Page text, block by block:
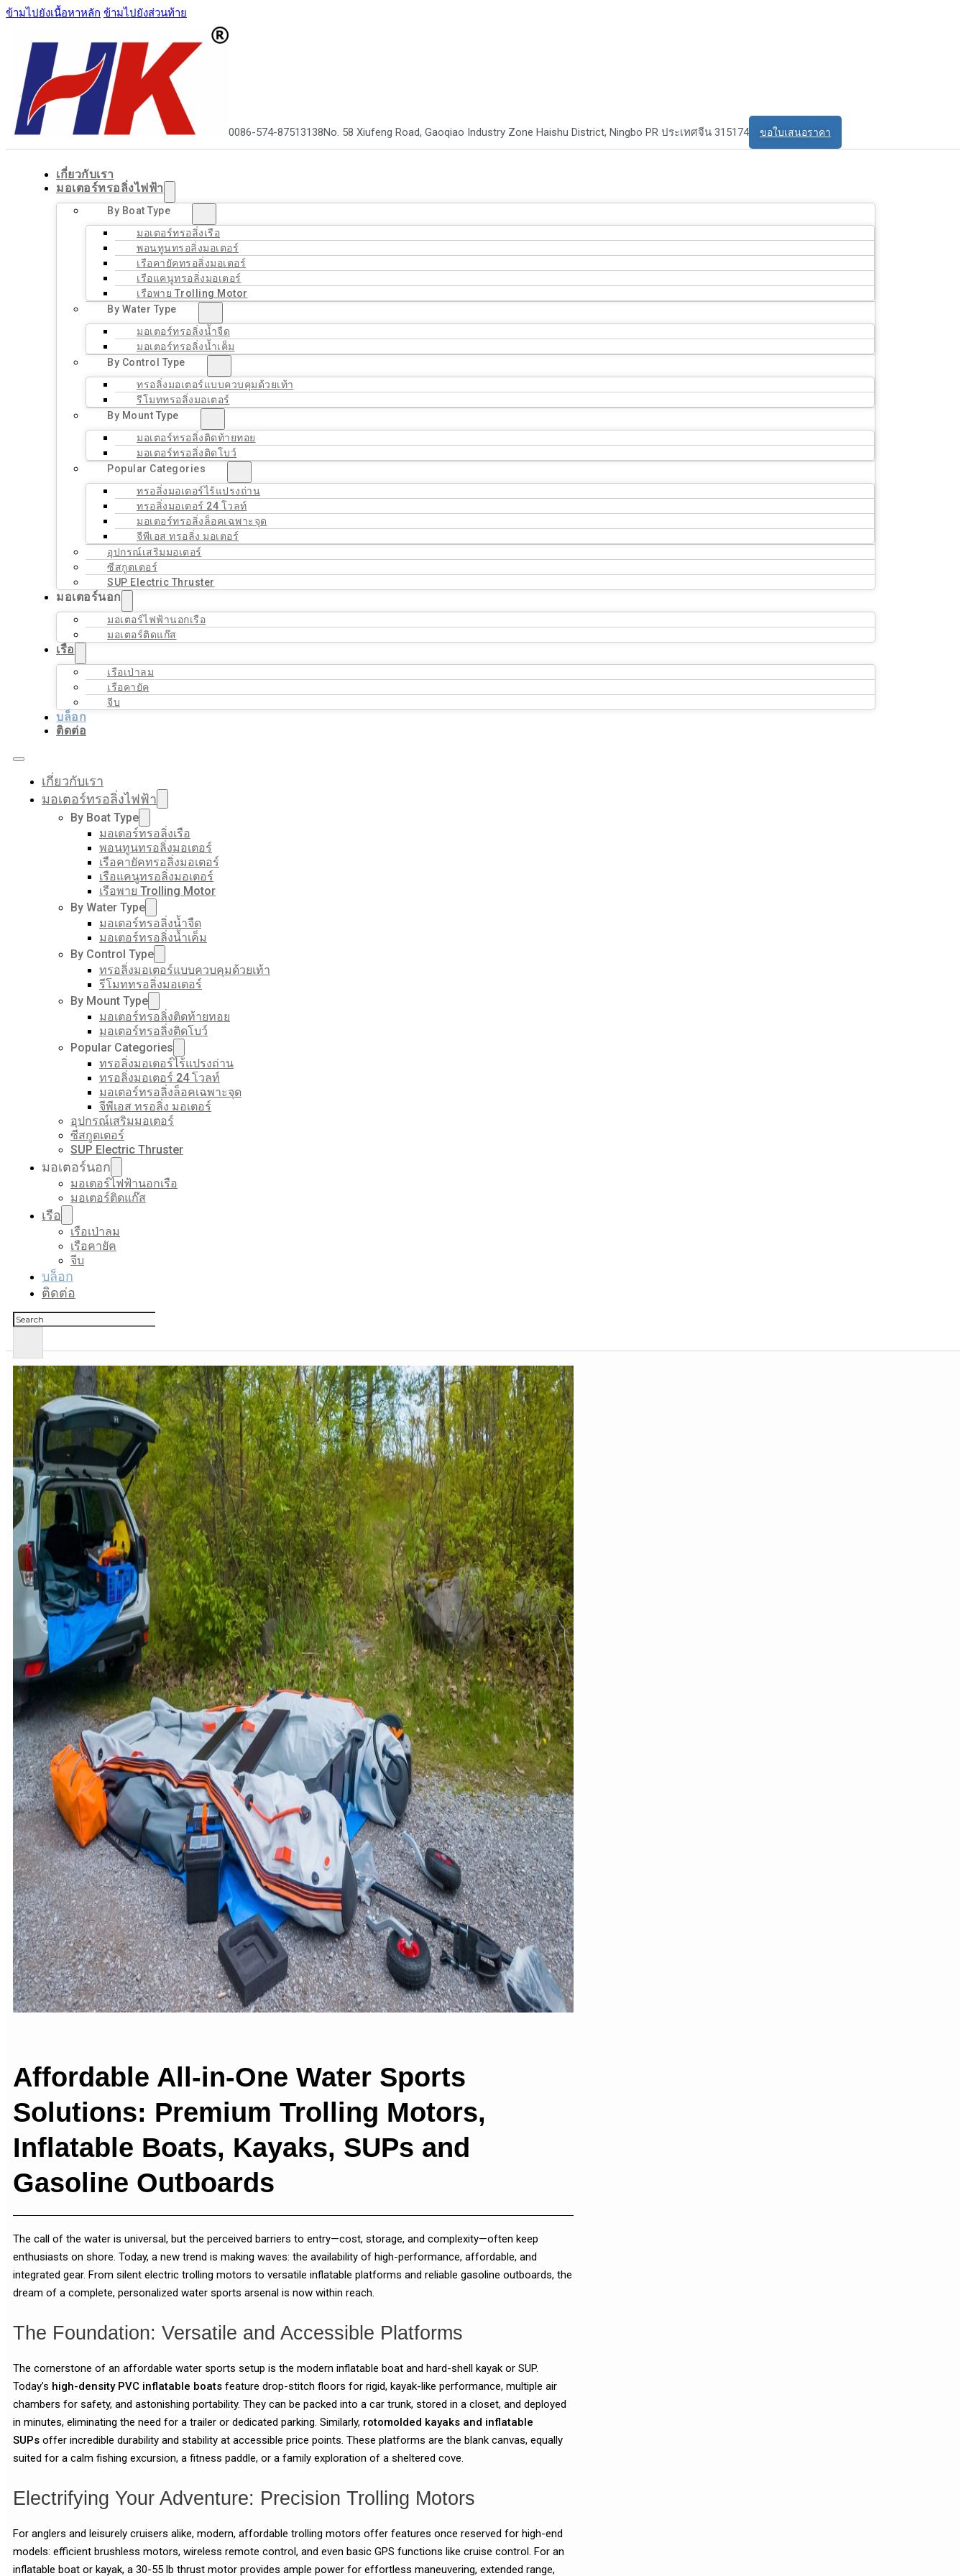
ข้ามไปยังเนื้อหาหลัก ข้ามไปยังส่วนท้าย
0086-574-87513138No. 58 Xiufeng Road, Gaoqiao Industry Zone Haishu District, Ningbo PR ประเทศจีน 315174 ขอใบเสนอราคา
เกี่ยวกับเรา
มอเตอร์ทรอลิ่งไฟฟ้า
By Boat Type
มอเตอร์ทรอลิ่งเรือ
พอนทูนทรอลิ่งมอเตอร์
เรือคายัคทรอลิ่งมอเตอร์
เรือแคนูทรอลิ่งมอเตอร์
เรือพาย Trolling Motor
By Water Type
มอเตอร์ทรอลิ่งน้ำจืด
มอเตอร์ทรอลิ่งน้ำเค็ม
By Control Type
ทรอลิ่งมอเตอร์แบบควบคุมด้วยเท้า
รีโมททรอลิ่งมอเตอร์
By Mount Type
มอเตอร์ทรอลิ่งติดท้ายทอย
มอเตอร์ทรอลิ่งติดโบว์
Popular Categories
ทรอลิ่งมอเตอร์ไร้แปรงถ่าน
ทรอลิ่งมอเตอร์ 24 โวลท์
มอเตอร์ทรอลิ่งล็อคเฉพาะจุด
จีพีเอส ทรอลิ่ง มอเตอร์
อุปกรณ์เสริมมอเตอร์
ซีสกูตเตอร์
SUP Electric Thruster
มอเตอร์นอก
มอเตอร์ไฟฟ้านอกเรือ
มอเตอร์ติดแก๊ส
เรือ
เรือเป่าลม
เรือคายัค
จีบ
บล็อก
ติดต่อ
เกี่ยวกับเรา
มอเตอร์ทรอลิ่งไฟฟ้า
By Boat Type
มอเตอร์ทรอลิ่งเรือ
พอนทูนทรอลิ่งมอเตอร์
เรือคายัคทรอลิ่งมอเตอร์
เรือแคนูทรอลิ่งมอเตอร์
เรือพาย Trolling Motor
By Water Type
มอเตอร์ทรอลิ่งน้ำจืด
มอเตอร์ทรอลิ่งน้ำเค็ม
By Control Type
ทรอลิ่งมอเตอร์แบบควบคุมด้วยเท้า
รีโมททรอลิ่งมอเตอร์
By Mount Type
มอเตอร์ทรอลิ่งติดท้ายทอย
มอเตอร์ทรอลิ่งติดโบว์
Popular Categories
ทรอลิ่งมอเตอร์ไร้แปรงถ่าน
ทรอลิ่งมอเตอร์ 24 โวลท์
มอเตอร์ทรอลิ่งล็อคเฉพาะจุด
จีพีเอส ทรอลิ่ง มอเตอร์
อุปกรณ์เสริมมอเตอร์
ซีสกูตเตอร์
SUP Electric Thruster
มอเตอร์นอก
มอเตอร์ไฟฟ้านอกเรือ
มอเตอร์ติดแก๊ส
เรือ
เรือเป่าลม
เรือคายัค
จีบ
บล็อก
ติดต่อ
ค้นหา
Affordable All-in-One Water Sports
Solutions: Premium Trolling Motors,
Inflatable Boats, Kayaks, SUPs and
Gasoline Outboards
The call of the water is universal, but the perceived barriers to entry—cost, storage, and complexity—often keep
enthusiasts on shore. Today, a new trend is making waves: the availability of high-performance, affordable, and
integrated gear. From silent electric trolling motors to versatile inflatable platforms and reliable gasoline outboards, the
dream of a complete, personalized water sports arsenal is now within reach.
The Foundation: Versatile and Accessible Platforms
The cornerstone of an affordable water sports setup is the modern inflatable boat and hard-shell kayak or SUP.
Today’s high-density PVC inflatable boats feature drop-stitch floors for rigid, kayak-like performance, multiple air
chambers for safety, and astonishing portability. They can be packed into a car trunk, stored in a closet, and deployed
in minutes, eliminating the need for a trailer or dedicated parking. Similarly, rotomolded kayaks and inflatable
SUPs offer incredible durability and stability at accessible price points. These platforms are the blank canvas, equally
suited for a calm fishing excursion, a fitness paddle, or a family exploration of a sheltered cove.
Electrifying Your Adventure: Precision Trolling Motors
For anglers and leisurely cruisers alike, modern, affordable trolling motors offer features once reserved for high-end
models: efficient brushless motors, wireless remote control, and even basic GPS functions like cruise control. For an
inflatable boat or kayak, a 30-55 lb thrust motor provides ample power for effortless maneuvering, extended range,